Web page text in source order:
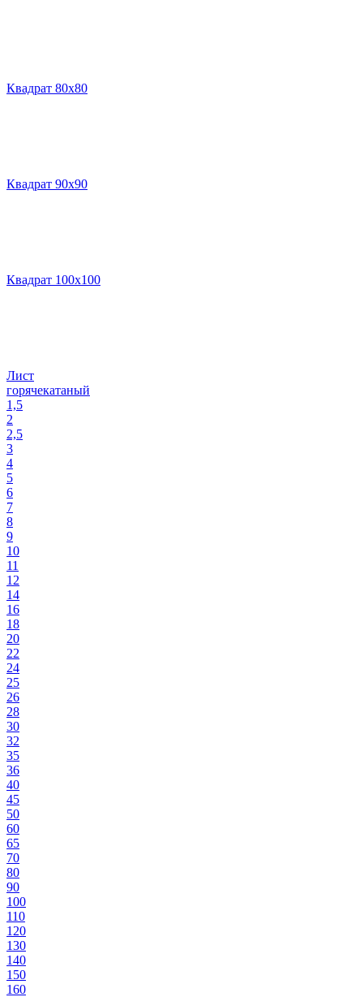
Квадрат 80х80
Квадрат 90х90
Квадрат 100х100
Лист
горячекатаный
1,5
2
2,5
3
4
5
6
7
8
9
10
11
12
14
16
18
20
22
24
25
26
28
30
32
35
36
40
45
50
60
65
70
80
90
100
110
120
130
140
150
160